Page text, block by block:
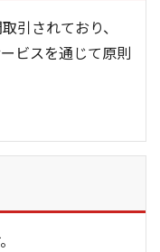
引されており、
ビスを通じて原則